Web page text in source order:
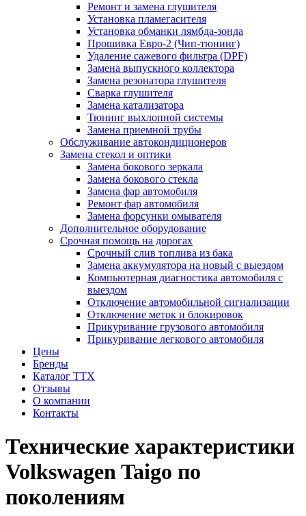
Ремонт и замена глушителя
Установка пламегасителя
Установка обманки лямбда-зонда
Прошивка Евро-2 (Чип-тюнинг)
Удаление сажевого фильтра (DPF)
Замена выпускного коллектора
Замена резонатора глушителя
Сварка глушителя
Замена катализатора
Тюнинг выхлопной системы
Замена приемной трубы
Обслуживание автокондиционеров
Замена стекол и оптики
Замена бокового зеркала
Замена бокового стекла
Замена фар автомобиля
Ремонт фар автомобиля
Замена форсунки омывателя
Дополнительное оборудование
Срочная помощь на дорогах
Срочный слив топлива из бака
Замена аккумулятора на новый с выездом
Компьютерная диагностика автомобиля с
выездом
Отключение автомобильной сигнализации
Отключение меток и блокировок
Прикуривание грузового автомобиля
Прикуривание легкового автомобиля
Цены
Бренды
Каталог ТТХ
Отзывы
О компании
Контакты
Технические характеристики
Volkswagen Taigo по
поколениям